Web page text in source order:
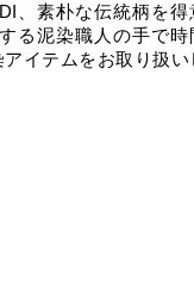
、素朴な伝統柄を得
る泥染職人の手で時
イテムをお取り扱